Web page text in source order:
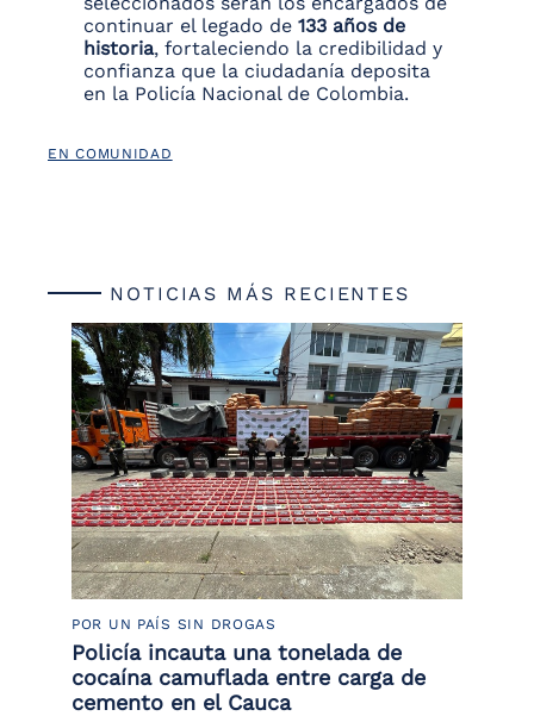
continuar el legado de 133 años de
historia, fortaleciendo la credibilidad y
confianza que la ciudadanía deposita
en la Policía Nacional de Colombia.
EN COMUNIDAD
NOTICIAS MÁS RECIENTES
POR UN PAÍS SIN DROGAS
Policía incauta una tonelada de
cocaína camuflada entre carga de
cemento en el Cauca